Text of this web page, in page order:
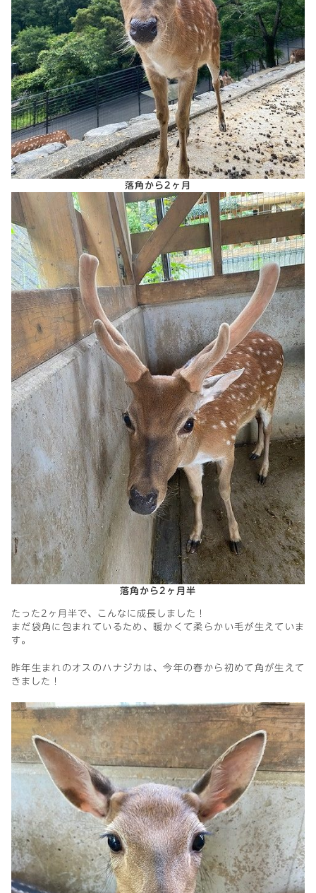
落角から2ヶ月
落角から2ヶ月半
たった2ヶ月半で、こんなに成長しました！
まだ袋角に包まれているため、暖かくて柔らかい毛が生えていま
す。
昨年生まれのオスのハナジカは、今年の春から初めて角が生えて
きました！